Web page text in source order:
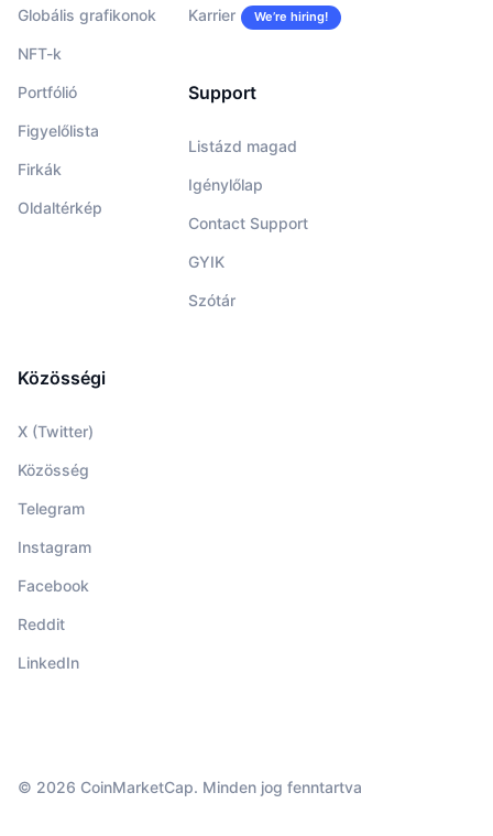
Globális grafikonok
NFT-k
Portfólió
Figyelőlista
Firkák
Oldaltérkép
Karrier We’re hiring!
Support
Listázd magad
Igénylőlap
Contact Support
GYIK
Szótár
Közösségi
X (Twitter)
Közösség
Telegram
Instagram
Facebook
Reddit
LinkedIn
© 2026 CoinMarketCap. Minden jog fenntartva